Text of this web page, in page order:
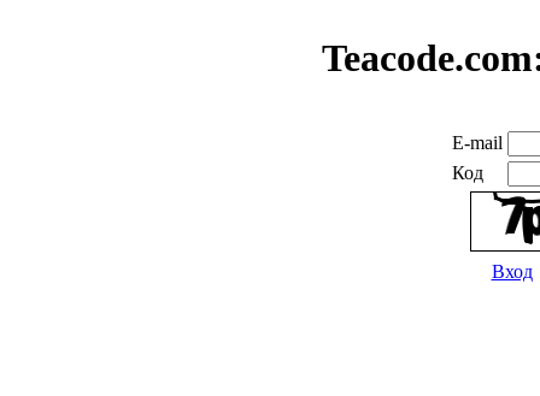
E-mail
Код
Вход